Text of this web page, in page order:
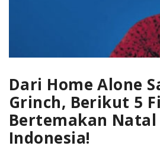
Dari Home Alone
Grinch, Berikut 5
Bertemakan
Indonesia!